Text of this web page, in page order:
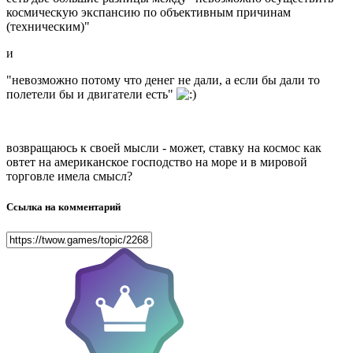
космическую экспансию по объективным причинам
(техническим)"
и
"невозможно потому что денег не дали, а если бы дали то
полетели бы и двигатели есть"
возвращаюсь к своей мысли - может, ставку на космос как
овтет на американское господство на море и в мировой
торговле имела смысл?
Ссылка на комментарий